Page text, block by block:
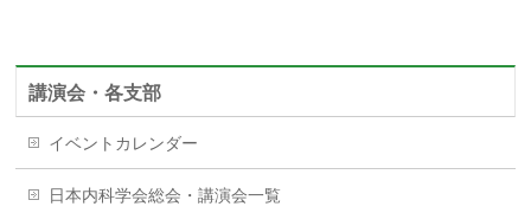
講演会・各支部
イベントカレンダー
日本内科学会総会・講演会一覧